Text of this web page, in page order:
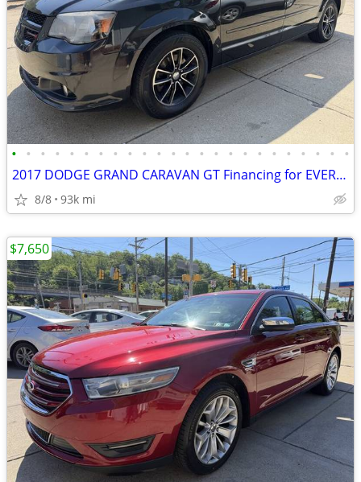
• • • • • • • • • • • • • • • • • • • • • • • •
2017 DODGE GRAND CARAVAN GT Financing for EVERYONE !!!
8/8 93k mi
$7,650